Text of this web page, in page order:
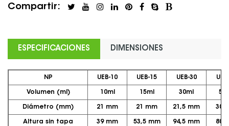
Compartir:
ESPECIFICACIONES DIMENSIONES
NP UEB-10 UEB-15 UEB-30
Volumen (ml) 10ml 15ml 30ml
Diámetro (mm) 21 mm 21 mm 21,5 mm 30
Altura sin tapa
39 mm 53,5 mm 94,5 mm 80